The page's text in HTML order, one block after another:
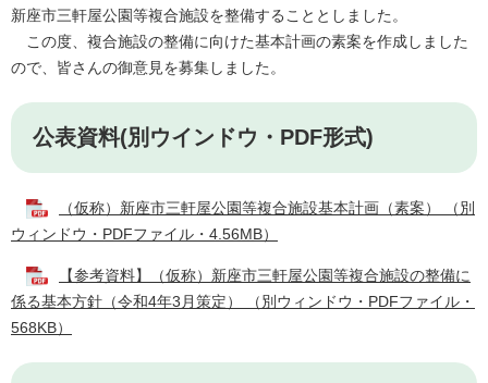
新座市三軒屋公園等複合施設を整備することとしました。
この度、複合施設の整備に向けた基本計画の素案を作成しました
ので、皆さんの御意見を募集しました。
公表資料(別ウインドウ・PDF形式)
（仮称）新座市三軒屋公園等複合施設基本計画（素案） （別
ウィンドウ・PDFファイル・4.56MB）
【参考資料】（仮称）新座市三軒屋公園等複合施設の整備に
係る基本方針（令和4年3月策定） （別ウィンドウ・PDFファイル・
568KB）